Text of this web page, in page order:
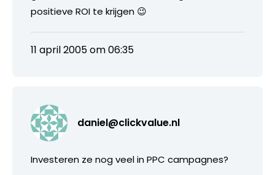
positieve ROI te krijgen 😉
11 april 2005 om 06:35
daniel@clickvalue.nl
Investeren ze nog veel in PPC campagnes?